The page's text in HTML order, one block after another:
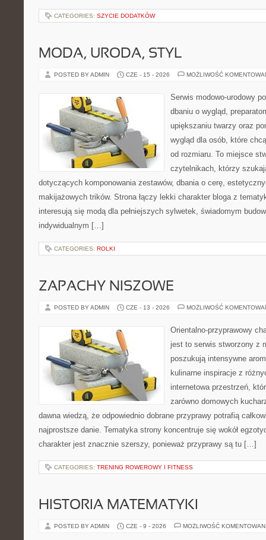
CATEGORIES: SZYCIE DODATKÓW
MODA, URODA, STYL
POSTED BY ADMIN CZE - 15 - 2026 MOŻLIWOŚĆ
Serwis modowo-urodowy
dbaniu o wygląd,
upiększaniu twarzy oraz
wygląd dla osób, które
od rozmiaru. To miejsce
czytelnikach, którzy
dotyczących komponowania zestawów, dbania o cerę,
makijażowych trików. Strona łączy lekki charakter bloga z
interesują się modą dla pełniejszych sylwetek, świadomym
indywidualnym […]
CATEGORIES: ROLKI
ZAPACHY NISZOWE
POSTED BY ADMIN CZE - 13 - 2026 MOŻLIWOŚĆ
Orientalno-przyprawowy
jest to serwis stworzony z
poszukują intensywne
kulinarne inspiracje z
internetowa przestrzeń,
zarówno domowych
dawna wiedzą, że odpowiednio dobrane przyprawy potrafią
najprostsze danie. Tematyka strony koncentruje się wokół
charakter jest znacznie szerszy, ponieważ przyprawy są tu […]
CATEGORIES: TRENING ROWEROWY I FITNESS
HISTORIA MATEMATYKI
POSTED BY ADMIN CZE - 9 - 2026 MOŻLIWOŚĆ